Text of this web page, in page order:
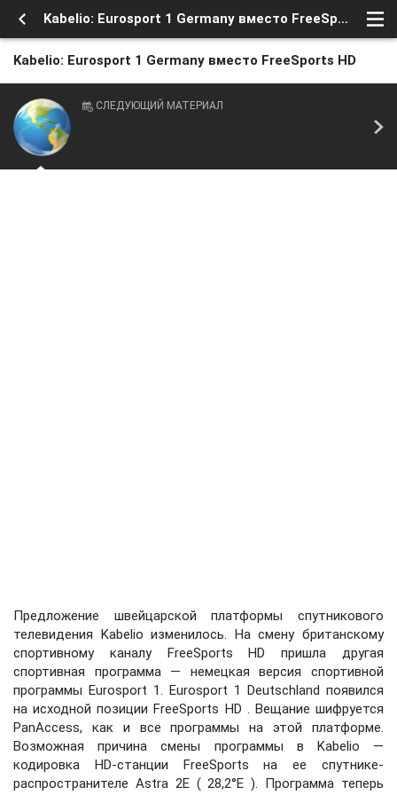
Kabelio: Eurosport 1 Germany вместо FreeSports HD
Kabelio: Eurosport 1 Germany вместо FreeSports HD
СЛЕДУЮЩИЙ МАТЕРИАЛ
Предложение швейцарской платформы спутникового
телевидения Kabelio изменилось. На смену британскому
спортивному каналу FreeSports HD пришла другая
спортивная программа — немецкая версия спортивной
программы Eurosport 1. Eurosport 1 Deutschland появился
на исходной позиции FreeSports HD . Вещание шифруется
PanAccess, как и все программы на этой платформе.
Возможная причина смены программы в Kabelio —
кодировка HD-станции FreeSports на ее спутнике-
распространителе Astra 2E ( 28,2°E ). Программа теперь